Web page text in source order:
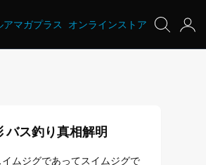
アマガプラス オンラインストア
バス釣り真相解明
イムジグであってスイムジグで